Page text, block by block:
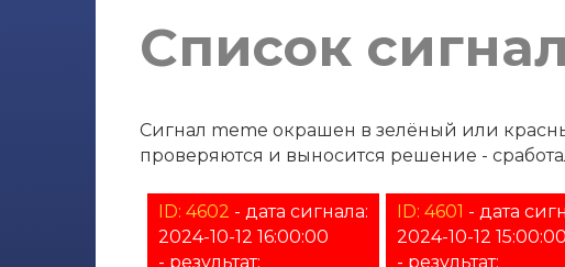
Список
Сигнал meme окрашен в зелёный или
проверяются и выносится решение -
ID: 4602 - дата сигнала:
2024-10-12 16:00:00
- результат:
ID: 4601 - дата
2024-10-12 15:00:00
- результат: